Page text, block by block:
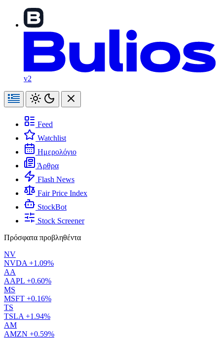
v2
Feed
Watchlist
Ημερολόγιο
Άρθρα
Flash News
Fair Price Index
StockBot
Stock Screener
Πρόσφατα προβληθέντα
NV
NVDA +1.09%
AA
AAPL +0.60%
MS
MSFT +0.16%
TS
TSLA +1.94%
AM
AMZN +0.59%